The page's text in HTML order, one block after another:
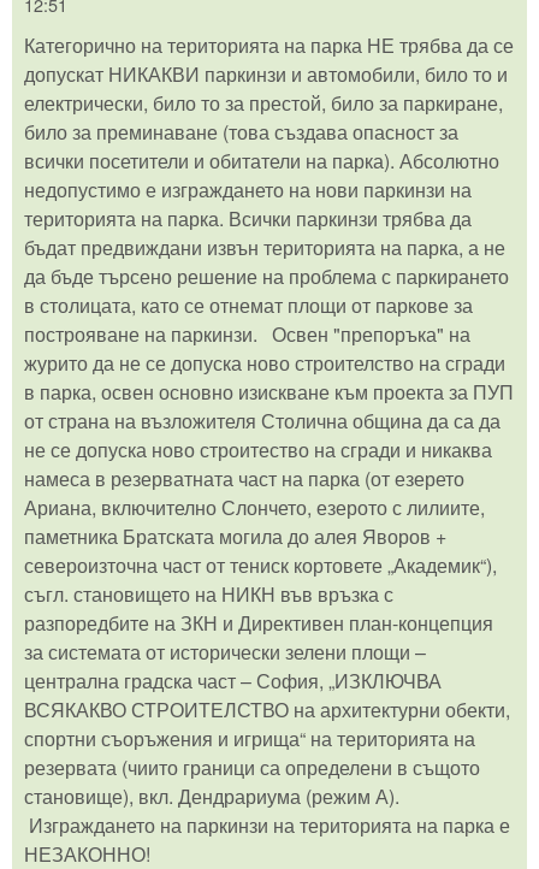
Категорично на територията на парка НЕ трябва да се
допускат НИКАКВИ паркинзи и автомобили, било то и
електрически, било то за престой, било за паркиране,
било за преминаване (това създава опасност за
всички посетители и обитатели на парка). Абсолютно
недопустимо е изграждането на нови паркинзи на
територията на парка. Всички паркинзи трябва да
бъдат предвиждани извън територията на парка, а не
да бъде търсено решение на проблема с паркирането
в столицата, като се отнемат площи от паркове за
построяване на паркинзи. Освен "препоръка" на
журито да не се допуска ново строителство на сгради
в парка, освен основно изискване към проекта за ПУП
от страна на възложителя Столична община да са да
не се допуска ново строитество на сгради и никаква
намеса в резерватната част на парка (от езерето
Ариана, включително Слончето, езерото с лилиите,
паметника Братската могила до алея Яворов +
североизточна част от тениск кортовете „Академик“),
съгл. становището на НИКН във връзка с
разпоредбите на ЗКН и Директивен план-концепция
за системата от исторически зелени площи –
централна градска част – София, „ИЗКЛЮЧВА
ВСЯКАКВО СТРОИТЕЛСТВО на архитектурни обекти,
спортни съоръжения и игрища“ на територията на
резервата (чиито граници са определени в същото
становище), вкл. Дендрариума (режим А).
Изграждането на паркинзи на територията на парка е
НЕЗАКОННО!